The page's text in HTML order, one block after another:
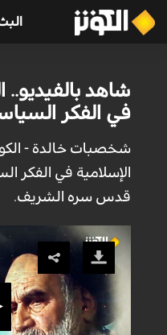
شاهد بالفيديو..
في الفكر
شخصبات خالدة -
الإسلامية في الفكر
قدس سره الشريف.